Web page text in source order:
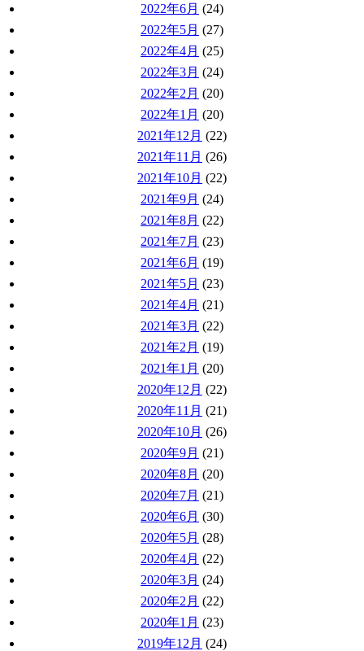
2022年6月 (24)
2022年5月 (27)
2022年4月 (25)
2022年3月 (24)
2022年2月 (20)
2022年1月 (20)
2021年12月 (22)
2021年11月 (26)
2021年10月 (22)
2021年9月 (24)
2021年8月 (22)
2021年7月 (23)
2021年6月 (19)
2021年5月 (23)
2021年4月 (21)
2021年3月 (22)
2021年2月 (19)
2021年1月 (20)
2020年12月 (22)
2020年11月 (21)
2020年10月 (26)
2020年9月 (21)
2020年8月 (20)
2020年7月 (21)
2020年6月 (30)
2020年5月 (28)
2020年4月 (22)
2020年3月 (24)
2020年2月 (22)
2020年1月 (23)
2019年12月 (24)